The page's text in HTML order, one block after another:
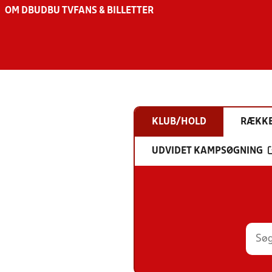
OM DBU DBU TV FANS & BILLETTER
KLUB/HOLD
UDVIDET KAMPSØGNING